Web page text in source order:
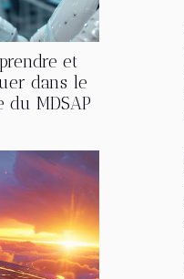
et
dans le
du MDSAP